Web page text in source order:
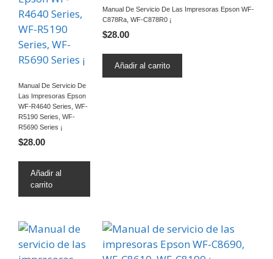
Manual De Servicio De
Las Impresoras Epson
WF-R4640 Series, WF-
R5190 Series, WF-
R5690 Series ¡
$28.00
Añadir al
carrito
Manual De Servicio De Las Impresoras Epson WF-
C878Ra, WF-C878R0 ¡
$28.00
Añadir al carrito